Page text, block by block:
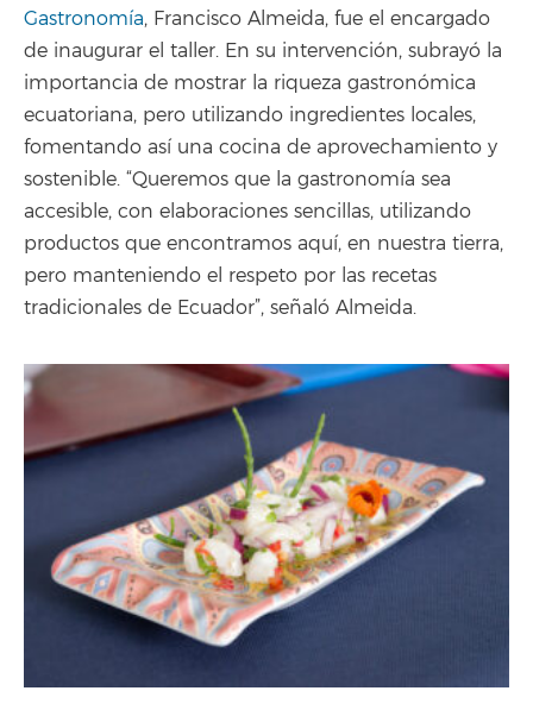
Gastronomía, Francisco Almeida, fue el encargado
de inaugurar el taller. En su intervención, subrayó la
importancia de mostrar la riqueza gastronómica
ecuatoriana, pero utilizando ingredientes locales,
fomentando así una cocina de aprovechamiento y
sostenible. “Queremos que la gastronomía sea
accesible, con elaboraciones sencillas, utilizando
productos que encontramos aquí, en nuestra tierra,
pero manteniendo el respeto por las recetas
tradicionales de Ecuador”, señaló Almeida.